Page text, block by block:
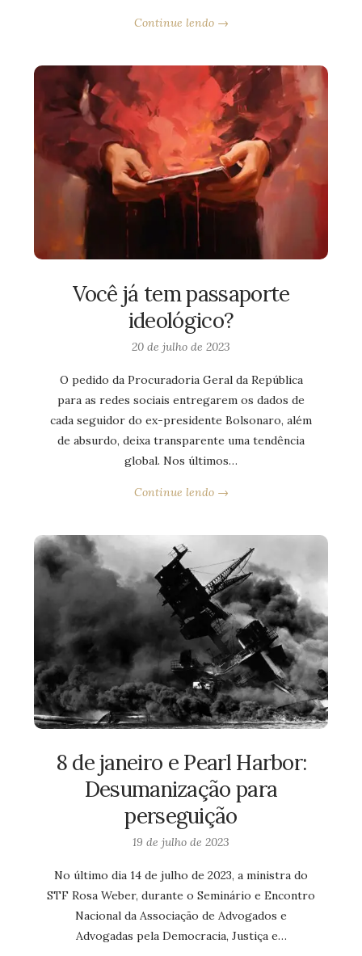
Continue lendo →
Você já tem passaporte
ideológico?
20 de julho de 2023
O pedido da Procuradoria Geral da República
para as redes sociais entregarem os dados de
cada seguidor do ex-presidente Bolsonaro, além
de absurdo, deixa transparente uma tendência
global. Nos últimos…
Continue lendo →
8 de janeiro e Pearl Harbor:
Desumanização para
perseguição
19 de julho de 2023
No último dia 14 de julho de 2023, a ministra do
STF Rosa Weber, durante o Seminário e Encontro
Nacional da Associação de Advogados e
Advogadas pela Democracia, Justiça e…